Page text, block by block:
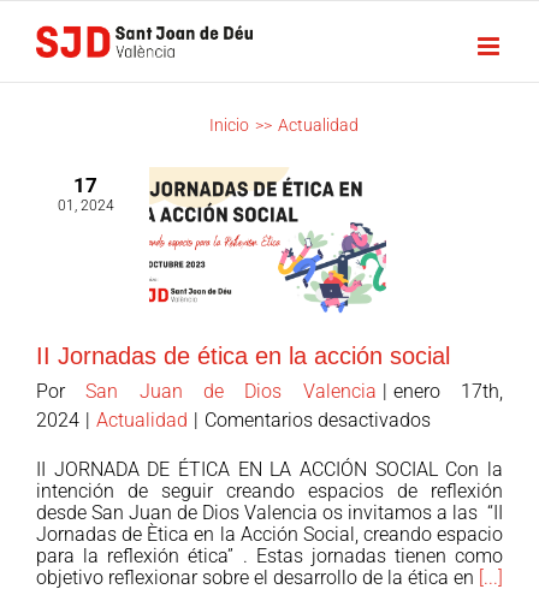
Saltar
contenido
Inicio >> Actualidad
17
01, 2024
II Jornadas de ética en la acción social
PorSan Juan de Dios Valencia
enero 17th,
2024
Actualidad Comentarios desactivadosen
Jornadas
de
ética
en
II JORNADA DE ÉTICA EN LA ACCIÓN SOCIAL Con la
intención de seguir creando espacios de reflexión
desde San Juan de Dios Valencia os invitamos a las “II
Jornadas de Ètica en la Acción Social, creando espacio
para la reflexión ética” . Estas jornadas tienen como
objetivo reflexionar sobre el desarrollo de la ética en [...]